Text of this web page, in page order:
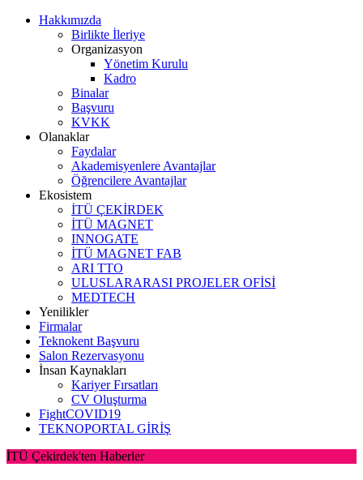
Hakkımızda
Birlikte İleriye
Organizasyon
Yönetim Kurulu
Kadro
Binalar
Başvuru
KVKK
Olanaklar
Faydalar
Akademisyenlere Avantajlar
Öğrencilere Avantajlar
Ekosistem
İTÜ ÇEKİRDEK
İTÜ MAGNET
INNOGATE
İTÜ MAGNET FAB
ARI TTO
ULUSLARARASI PROJELER OFİSİ
MEDTECH
Yenilikler
Firmalar
Teknokent Başvuru
Salon Rezervasyonu
İnsan Kaynakları
Kariyer Fırsatları
CV Oluşturma
FightCOVID19
TEKNOPORTAL GİRİŞ
İTÜ Çekirdek'ten Haberler